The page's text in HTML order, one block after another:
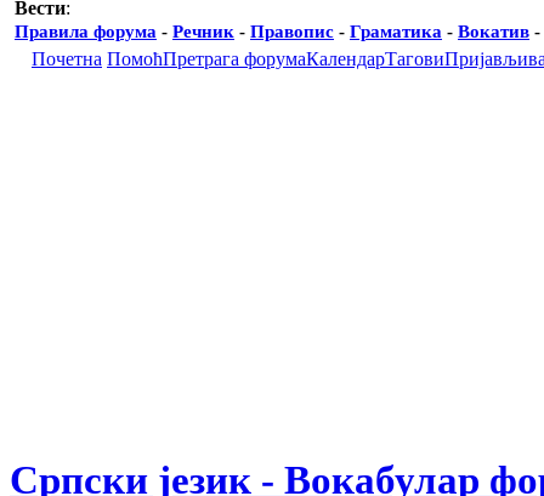
Вести:
Правила форума - Речник - Правопис - Граматика - Вокатив -
Почетна ПомоћПретрага форумаКалендарТагови
Српски језик - Вокабулар